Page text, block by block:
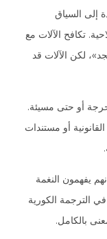
إلى السياق
تكافح الآلات مع
لكن الآلات قد
أو حتى مسيئة.
أو مستندات
يفهمون النغمة
الترجمة الكورية
بالكامل.